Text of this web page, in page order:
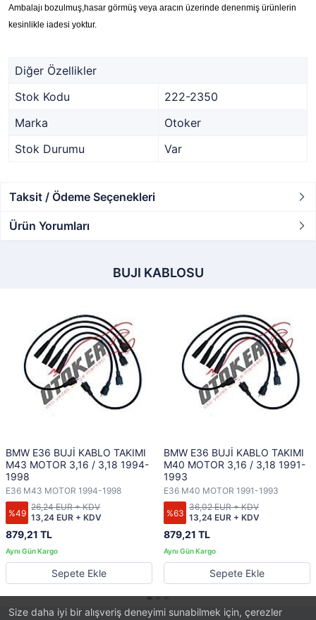
Size daha iyi bir alışveriş deneyimi sunabilmek için, çerezler
Ambalajı bozulmuş,hasar görmüş veya aracın üzerinde denenmiş ürünlerin
kesinlikle iadesi yoktur.
Diğer Özellikler
Stok Kodu
222-2350
Marka
Otoker
Stok Durumu
Var
Taksit / Ödeme Seçenekleri
Ürün Yorumları
BUJI KABLOSU
BMW E36 BUJİ KABLO TAKIMI
M43 MOTOR 3,16 / 3,18 1994-
1998
E36 M43 MOTOR 1994-1998
%49
879,21 TL
13,24 EUR + KDV
26,24 EUR + KDV
Sepete Ekle
BMW E36 BUJİ KABLO TAKIMI
M40 MOTOR 3,16 / 3,18 1991-
1993
E36 M40 MOTOR 1991-1993
%63
879,21 TL
13,24 EUR + KDV
36,02 EUR + KDV
Sepete Ekle